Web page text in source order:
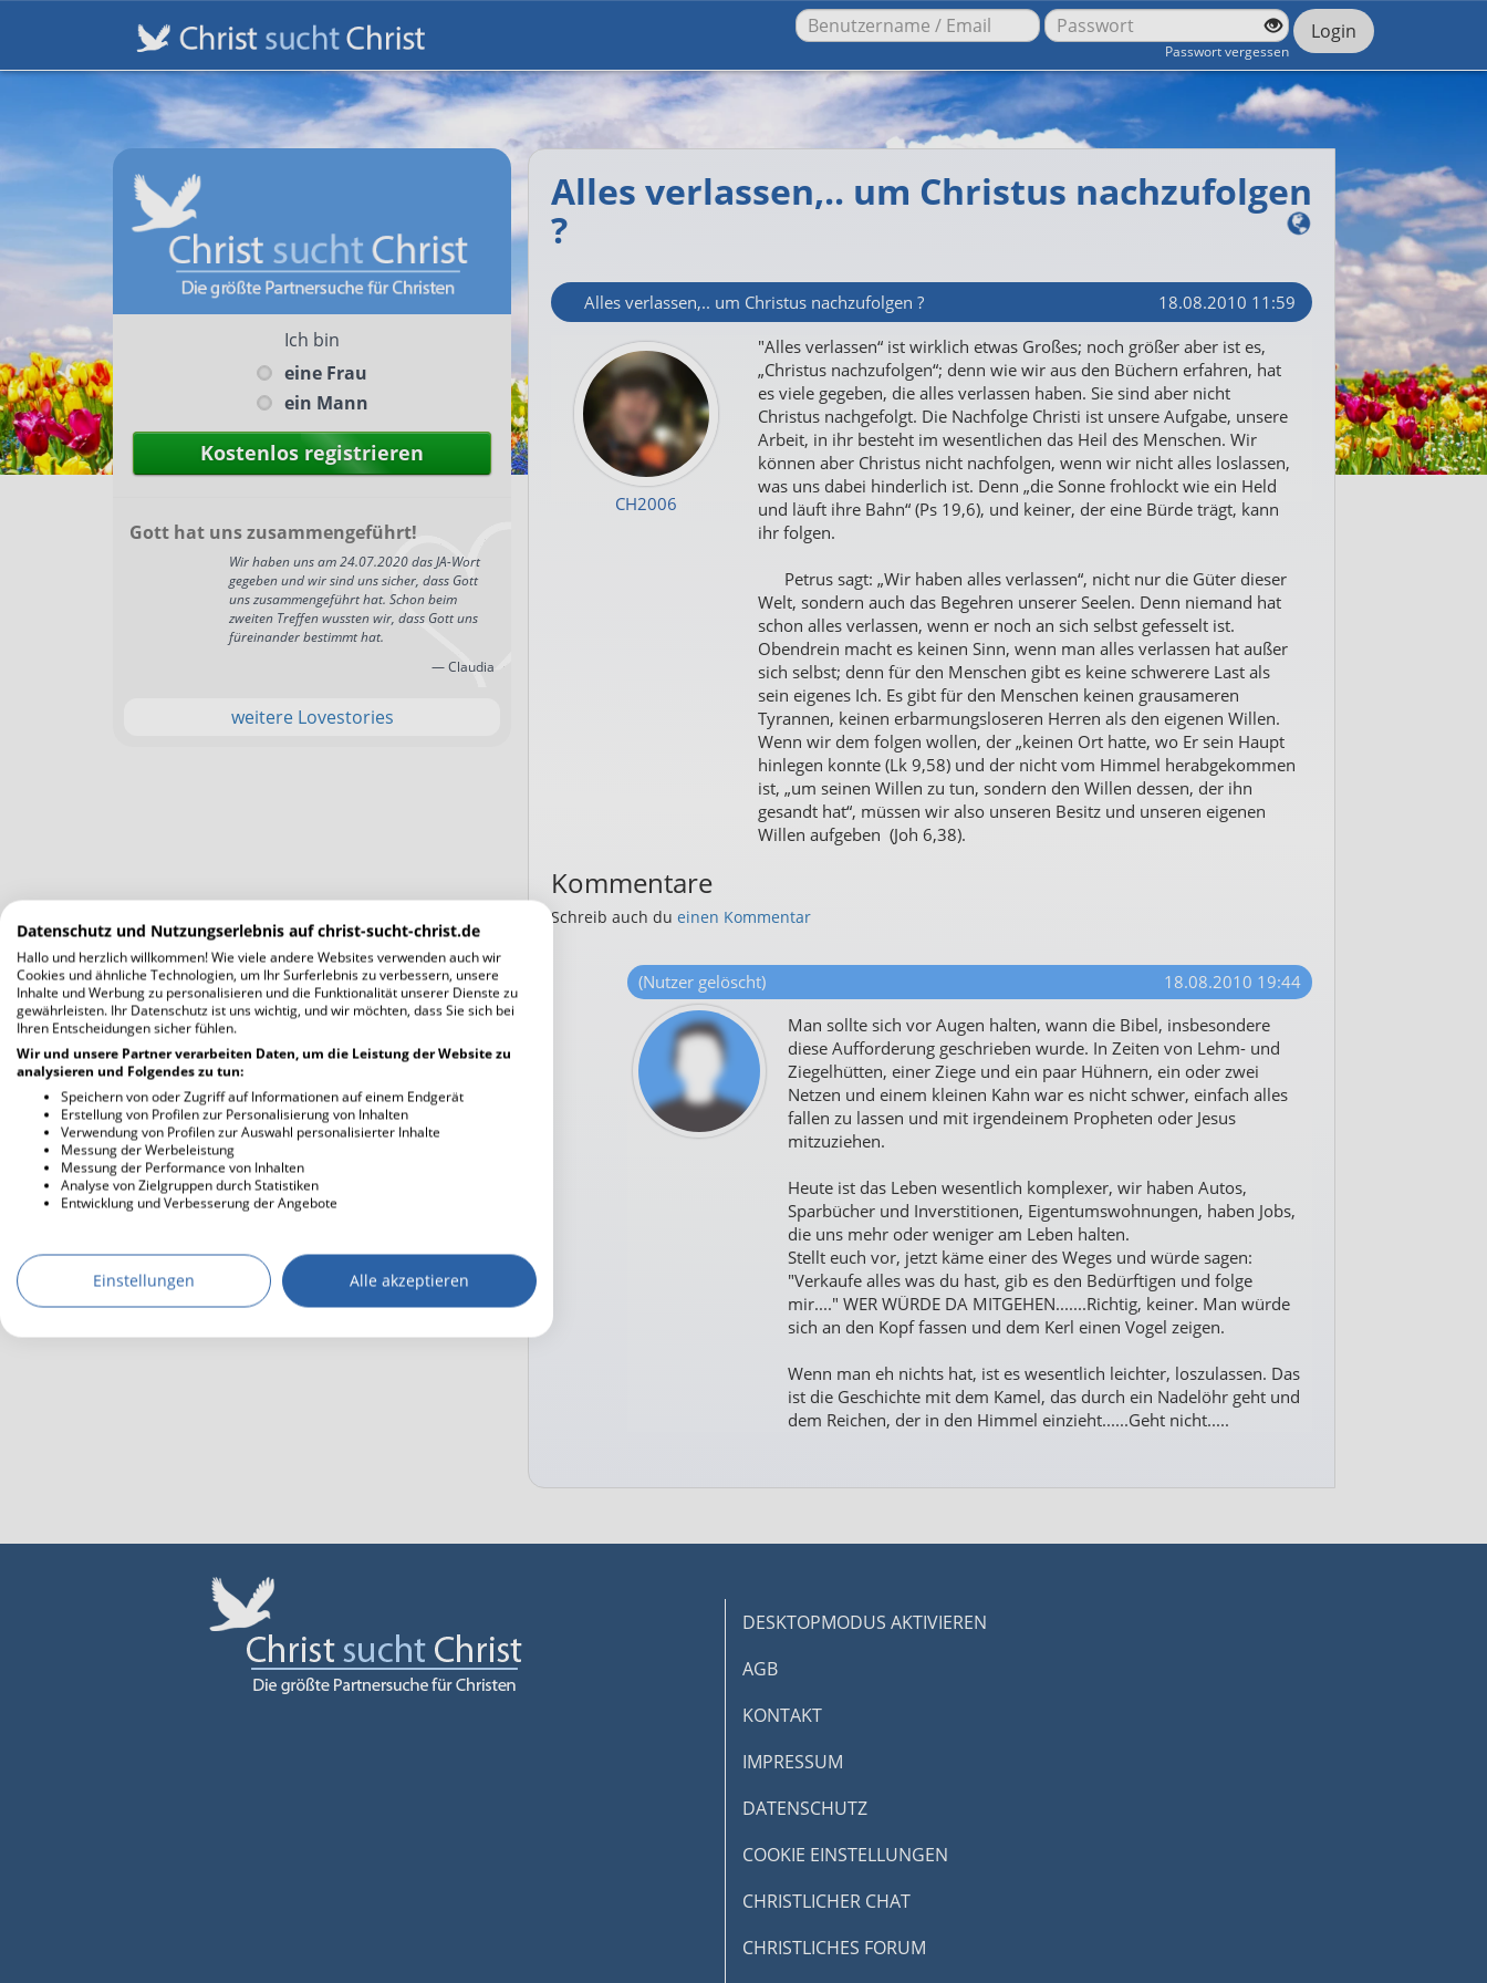
Passwort vergessen
Login
Ich bin
eine Frau
ein Mann
Kostenlos registrieren
Gott hat uns zusammengeführt!
Wir haben uns am 24.07.2020 das JA-Wort
gegeben und wir sind uns sicher, dass Gott
uns zusammengeführt hat. Schon beim
zweiten Treffen wussten wir, dass Gott uns
füreinander bestimmt hat.
— Claudia
weitere Lovestories
Alles verlassen,.. um Christus nachzufolgen
?
Alles verlassen,.. um Christus nachzufolgen ? 18.08.2010 11:59
CH2006
"Alles verlassen“ ist wirklich etwas Großes; noch größer aber ist es,
„Christus nachzufolgen“; denn wie wir aus den Büchern erfahren, hat
es viele gegeben, die alles verlassen haben. Sie sind aber nicht
Christus nachgefolgt. Die Nachfolge Christi ist unsere Aufgabe, unsere
Arbeit, in ihr besteht im wesentlichen das Heil des Menschen. Wir
können aber Christus nicht nachfolgen, wenn wir nicht alles loslassen,
was uns dabei hinderlich ist. Denn „die Sonne frohlockt wie ein Held
und läuft ihre Bahn“ (Ps 19,6), und keiner, der eine Bürde trägt, kann
ihr folgen.
Petrus sagt: „Wir haben alles verlassen“, nicht nur die Güter dieser
Welt, sondern auch das Begehren unserer Seelen. Denn niemand hat
schon alles verlassen, wenn er noch an sich selbst gefesselt ist.
Obendrein macht es keinen Sinn, wenn man alles verlassen hat außer
sich selbst; denn für den Menschen gibt es keine schwerere Last als
sein eigenes Ich. Es gibt für den Menschen keinen grausameren
Tyrannen, keinen erbarmungsloseren Herren als den eigenen Willen.
Wenn wir dem folgen wollen, der „keinen Ort hatte, wo Er sein Haupt
hinlegen konnte (Lk 9,58) und der nicht vom Himmel herabgekommen
ist, „um seinen Willen zu tun, sondern den Willen dessen, der ihn
gesandt hat“, müssen wir also unseren Besitz und unseren eigenen
Willen aufgeben (Joh 6,38).
Kommentare
Schreib auch du einen Kommentar
(Nutzer gelöscht)
18.08.2010 19:44
Man sollte sich vor Augen halten, wann die Bibel, insbesondere
diese Aufforderung geschrieben wurde. In Zeiten von Lehm- und
Ziegelhütten, einer Ziege und ein paar Hühnern, ein oder zwei
Netzen und einem kleinen Kahn war es nicht schwer, einfach alles
fallen zu lassen und mit irgendeinem Propheten oder Jesus
mitzuziehen.
Heute ist das Leben wesentlich komplexer, wir haben Autos,
Sparbücher und Inverstitionen, Eigentumswohnungen, haben Jobs,
die uns mehr oder weniger am Leben halten.
Stellt euch vor, jetzt käme einer des Weges und würde sagen:
"Verkaufe alles was du hast, gib es den Bedürftigen und folge
mir...." WER WÜRDE DA MITGEHEN.......Richtig, keiner. Man würde
sich an den Kopf fassen und dem Kerl einen Vogel zeigen.
Wenn man eh nichts hat, ist es wesentlich leichter, loszulassen. Das
ist die Geschichte mit dem Kamel, das durch ein Nadelöhr geht und
dem Reichen, der in den Himmel einzieht......Geht nicht.....
DESKTOPMODUS AKTIVIEREN
AGB
KONTAKT
IMPRESSUM
DATENSCHUTZ
COOKIE EINSTELLUNGEN
CHRISTLICHER CHAT
CHRISTLICHES FORUM
Datenschutz und Nutzungserlebnis auf christ-sucht-christ.de
Hallo und herzlich willkommen! Wie viele andere Websites verwenden auch wir
Cookies und ähnliche Technologien, um Ihr Surferlebnis zu verbessern, unsere
Inhalte und Werbung zu personalisieren und die Funktionalität unserer Dienste zu
gewährleisten. Ihr Datenschutz ist uns wichtig, und wir möchten, dass Sie sich bei
Ihren Entscheidungen sicher fühlen.
Wir und unsere Partner verarbeiten Daten, um die Leistung der Website zu
analysieren und Folgendes zu tun:
Speichern von oder Zugriff auf Informationen auf einem Endgerät
Erstellung von Profilen zur Personalisierung von Inhalten
Verwendung von Profilen zur Auswahl personalisierter Inhalte
Messung der Werbeleistung
Messung der Performance von Inhalten
Analyse von Zielgruppen durch Statistiken
Entwicklung und Verbesserung der Angebote
Einstellungen Alle akzeptieren